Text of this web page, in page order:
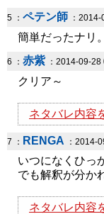
5 ： ペテン師 ：
簡単だったナリ。
6 ： 赤紫 ：2014-09-
クリア～
ネタバレ内容
7 ： RENGA ：2014-
いつになくひっ
でも解釈が分か
ネタバレ内容